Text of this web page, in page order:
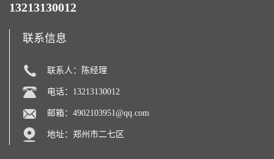
13213130012
联系信息
联系人：陈经理
电话：13213130012
邮箱： 4902103951@qq.com
地址：郑州市二七区